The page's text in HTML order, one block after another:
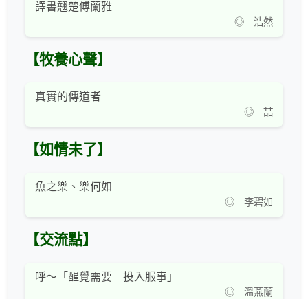
譯書翹楚傅蘭雅
◎ 浩然
【牧養心聲】
真實的傳道者
◎ 喆
【如情未了】
魚之樂、樂何如
◎ 李碧如
【交流點】
呼～「醒覺需要 投入服事」
◎ 溫燕蘭